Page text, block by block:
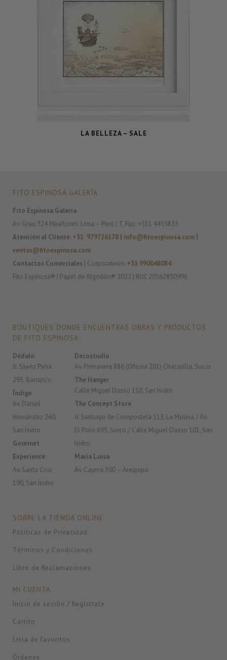
LA BELLEZA – SALE
FITO ESPINOSA GALERÍA
Fito Espinosa Galería
Av. Grau 324 Miraflores. Lima – Perú | T. Fijo: +511 4455835
Atención al Cliente: +51 979726178 | info@fitoespinosa.com |
ventas@fitoespinosa.com
Contactos Comerciales | Corporativos: +51 990048084
Fito Espinosa® | Papel de Algodón® 2022 | RUC 20562830996
BOUTIQUES DONDE ENCUENTRAS OBRAS Y PRODUCTOS
DE FITO ESPINOSA
Dédalo
Jr. Sáenz Peña
295, Barranco
Índigo
Av. Daniel
Hernández 260,
San Isidro
Gourmet
Experience
Av. Santa Cruz
190, San Isidro
Decostudio
Av. Primavera 886 (Oficina 201) Chacarilla, Surco
The Hanger
Calle Miguel Dasso 110, San Isidro
The Concept Store
Jr. Santiago de Compostela 113, La Molina / Av.
El Polo 695, Surco / Calle Miguel Dasso 101, San
Isidro
Maria Luisa
Av. Cayma 500 – Arequipa
SOBRE LA TIENDA ONLINE
Políticas de Privacidad
Términos y Condiciones
Libro de Reclamaciones
MI CUENTA
Inicio de sesión / Regístrate
Carrito
Lista de favoritos
Órdenes